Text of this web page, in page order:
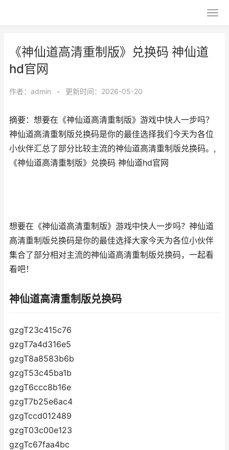
《神仙道高清重制版》兑换码 神仙道
hd官网
作者： admin • 更新时间：2026-05-20
摘要：想要在《神仙道高清重制版》游戏中快人一步吗？
神仙道高清重制版兑换码是你的最佳选择我们今天为各位
小伙伴汇总了部分比较主流的神仙道高清重制版兑换码。,
《神仙道高清重制版》兑换码 神仙道hd官网
想要在《神仙道高清重制版》游戏中快人一步吗？神仙道
高清重制版兑换码是你的最佳选择大家今天为各位小伙伴
集合了部分相对主流的神仙道高清重制版兑换码，一起看
看吧！
神仙道高清重制版兑换码
gzgT23c415c76
gzgT7a4d316e5
gzgT8a8583b6b
gzgT53c45ba1b
gzgT6ccc8b16e
gzgT7b25e6ac4
gzgTccd012489
gzgT03c00e123
gzgTc67faa4bc